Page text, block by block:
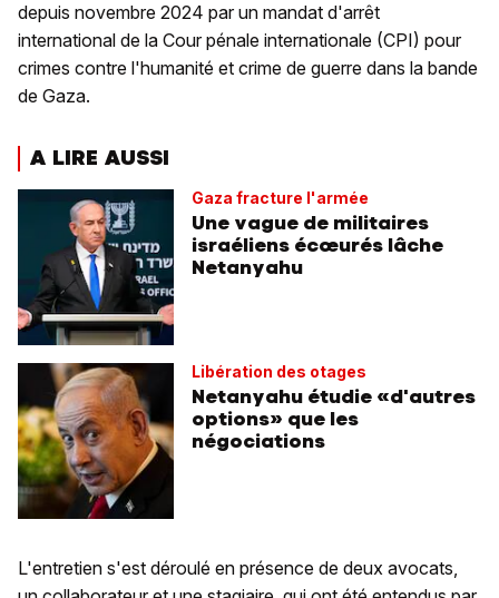
depuis novembre 2024 par un mandat d'arrêt
international de la Cour pénale internationale (CPI) pour
crimes contre l'humanité et crime de guerre dans la bande
de Gaza.
A LIRE AUSSI
Gaza fracture l'armée
Une vague de militaires
israéliens écœurés lâche
Netanyahu
Libération des otages
Netanyahu étudie «d'autres
options» que les
négociations
L'entretien s'est déroulé en présence de deux avocats,